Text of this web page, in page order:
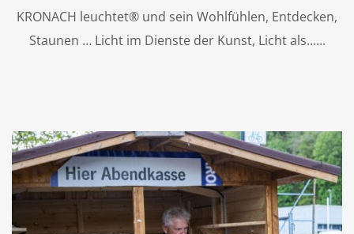
KRONACH leuchtet® und sein Wohlfühlen, Entdecken,
Staunen … Licht im Dienste der Kunst, Licht als...